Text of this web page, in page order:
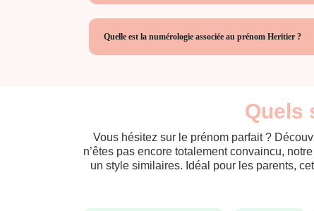
Quelle est la numérologie associée au prénom Heritier ?
Quels
Vous hésitez sur le prénom parfait ?
n’êtes pas encore totalement convaincu,
un style similaires. Idéal pour les parents,